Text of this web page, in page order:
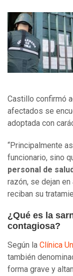
Castillo confirmó
afectados se
adoptada con
“Principalmente
funcionario, sino
personal de
razón, se dejan
reciban su
¿Qué es la
contagiosa?
Según la Clínica
también
forma grave y